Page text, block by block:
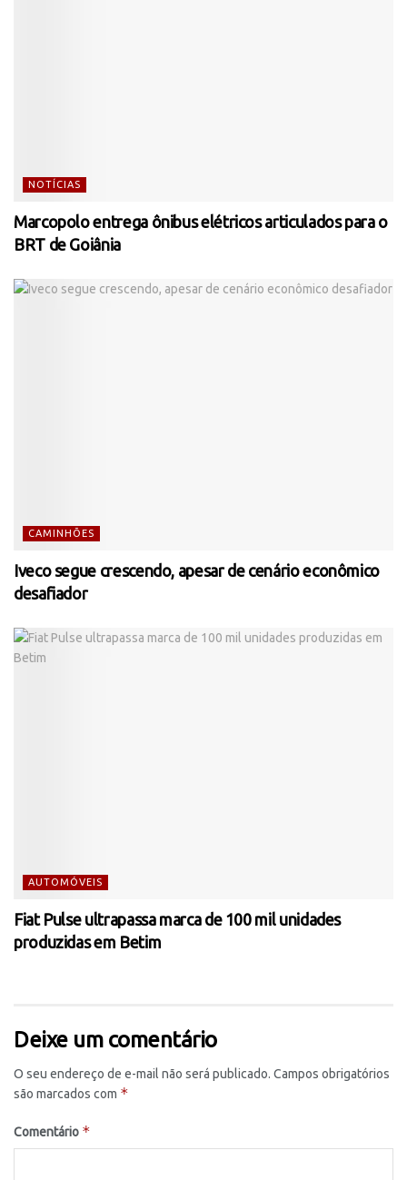
NOTÍCIAS
Marcopolo entrega ônibus elétricos articulados para o
BRT de Goiânia
CAMINHÕES
Iveco segue crescendo, apesar de cenário econômico
desafiador
AUTOMÓVEIS
Fiat Pulse ultrapassa marca de 100 mil unidades
produzidas em Betim
Deixe um comentário
O seu endereço de e-mail não será publicado. Campos obrigatórios
são marcados com *
Comentário *